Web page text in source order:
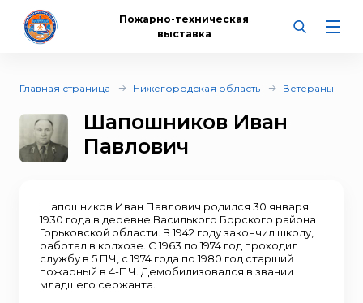
Пожарно-техническая
выставка
Главная страница Нижегородская область Ветераны
Шапошников Иван
Павлович
Шапошников Иван Павлович родился 30 января
1930 года в деревне Василького Борского района
Горьковской области. В 1942 году закончил школу,
работал в колхозе. С 1963 по 1974 год проходил
службу в 5 ПЧ, с 1974 года по 1980 год старший
пожарный в 4-ПЧ. Демобилизовался в звании
младшего сержанта.